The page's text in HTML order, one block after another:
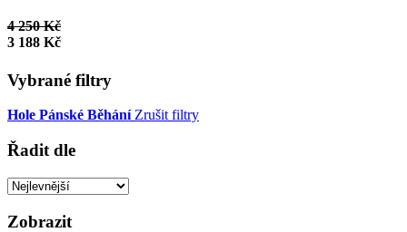
4 250 Kč
3 188 Kč
Vybrané filtry
Hole Pánské Běhání Zrušit filtry
Řadit dle
Zobrazit